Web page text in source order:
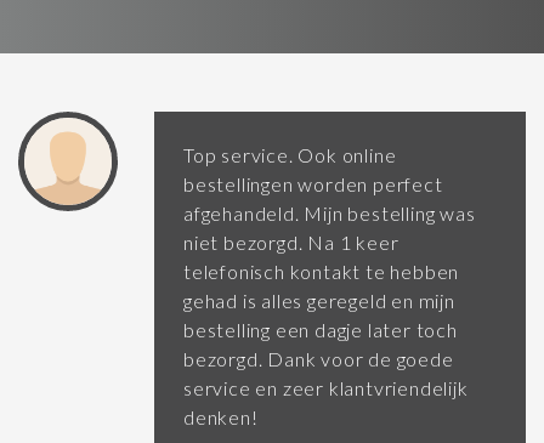
Top service. Ook online
bestellingen worden perfect
afgehandeld. Mijn bestelling was
niet bezorgd. Na 1 keer
telefonisch kontakt te hebben
gehad is alles geregeld en mijn
bestelling een dagje later toch
bezorgd. Dank voor de goede
service en zeer klantvriendelijk
denken!